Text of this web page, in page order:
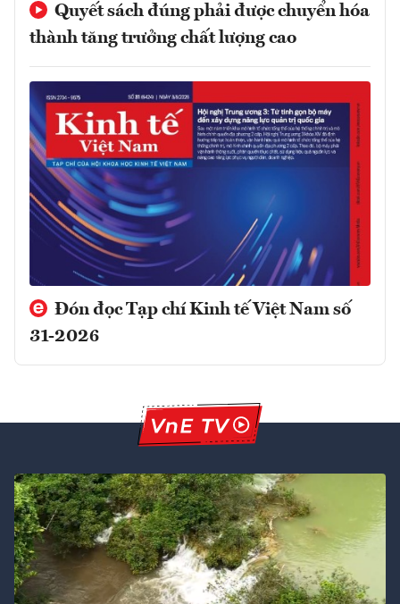
Quyết sách đúng phải được chuyển hóa
thành tăng trưởng chất lượng cao
Đón đọc Tạp chí Kinh tế Việt Nam số
31-2026